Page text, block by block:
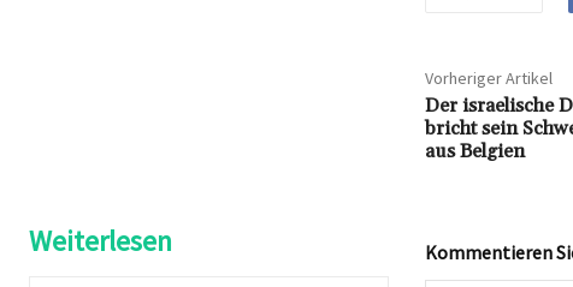
Vorheriger Artikel
Der israelische
bricht sein
aus Belgien
Weiterlesen Kommentieren